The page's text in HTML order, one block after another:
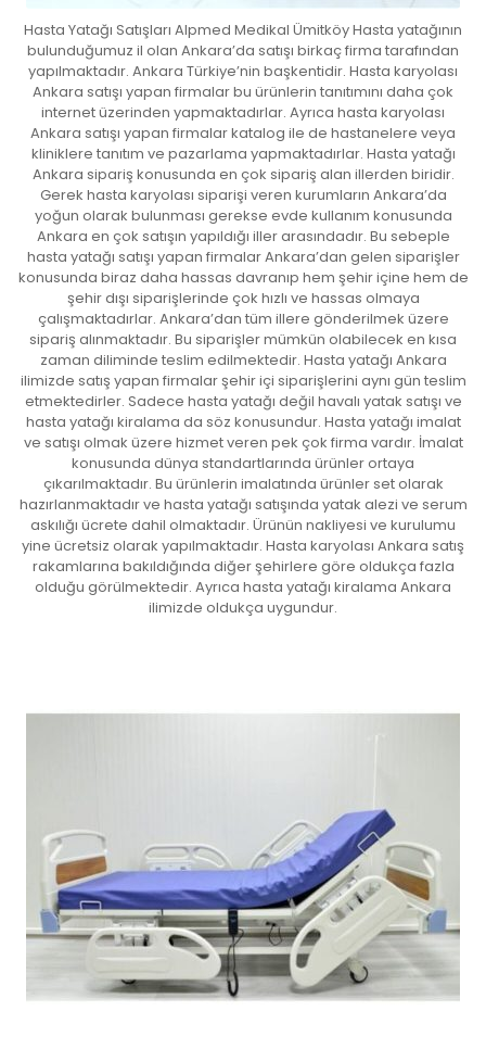
Hasta Yatağı Satışları Alpmed Medikal Ümitköy Hasta yatağının
bulunduğumuz il olan Ankara’da satışı birkaç firma tarafından
yapılmaktadır. Ankara Türkiye’nin başkentidir. Hasta karyolası
Ankara satışı yapan firmalar bu ürünlerin tanıtımını daha çok
internet üzerinden yapmaktadırlar. Ayrıca hasta karyolası
Ankara satışı yapan firmalar katalog ile de hastanelere veya
kliniklere tanıtım ve pazarlama yapmaktadırlar. Hasta yatağı
Ankara sipariş konusunda en çok sipariş alan illerden biridir.
Gerek hasta karyolası siparişi veren kurumların Ankara’da
yoğun olarak bulunması gerekse evde kullanım konusunda
Ankara en çok satışın yapıldığı iller arasındadır. Bu sebeple
hasta yatağı satışı yapan firmalar Ankara’dan gelen siparişler
konusunda biraz daha hassas davranıp hem şehir içine hem de
şehir dışı siparişlerinde çok hızlı ve hassas olmaya
çalışmaktadırlar. Ankara’dan tüm illere gönderilmek üzere
sipariş alınmaktadır. Bu siparişler mümkün olabilecek en kısa
zaman diliminde teslim edilmektedir. Hasta yatağı Ankara
ilimizde satış yapan firmalar şehir içi siparişlerini aynı gün teslim
etmektedirler. Sadece hasta yatağı değil havalı yatak satışı ve
hasta yatağı kiralama da söz konusundur. Hasta yatağı imalat
ve satışı olmak üzere hizmet veren pek çok firma vardır. İmalat
konusunda dünya standartlarında ürünler ortaya
çıkarılmaktadır. Bu ürünlerin imalatında ürünler set olarak
hazırlanmaktadır ve hasta yatağı satışında yatak alezi ve serum
askılığı ücrete dahil olmaktadır. Ürünün nakliyesi ve kurulumu
yine ücretsiz olarak yapılmaktadır. Hasta karyolası Ankara satış
rakamlarına bakıldığında diğer şehirlere göre oldukça fazla
olduğu görülmektedir. Ayrıca hasta yatağı kiralama Ankara
ilimizde oldukça uygundur.